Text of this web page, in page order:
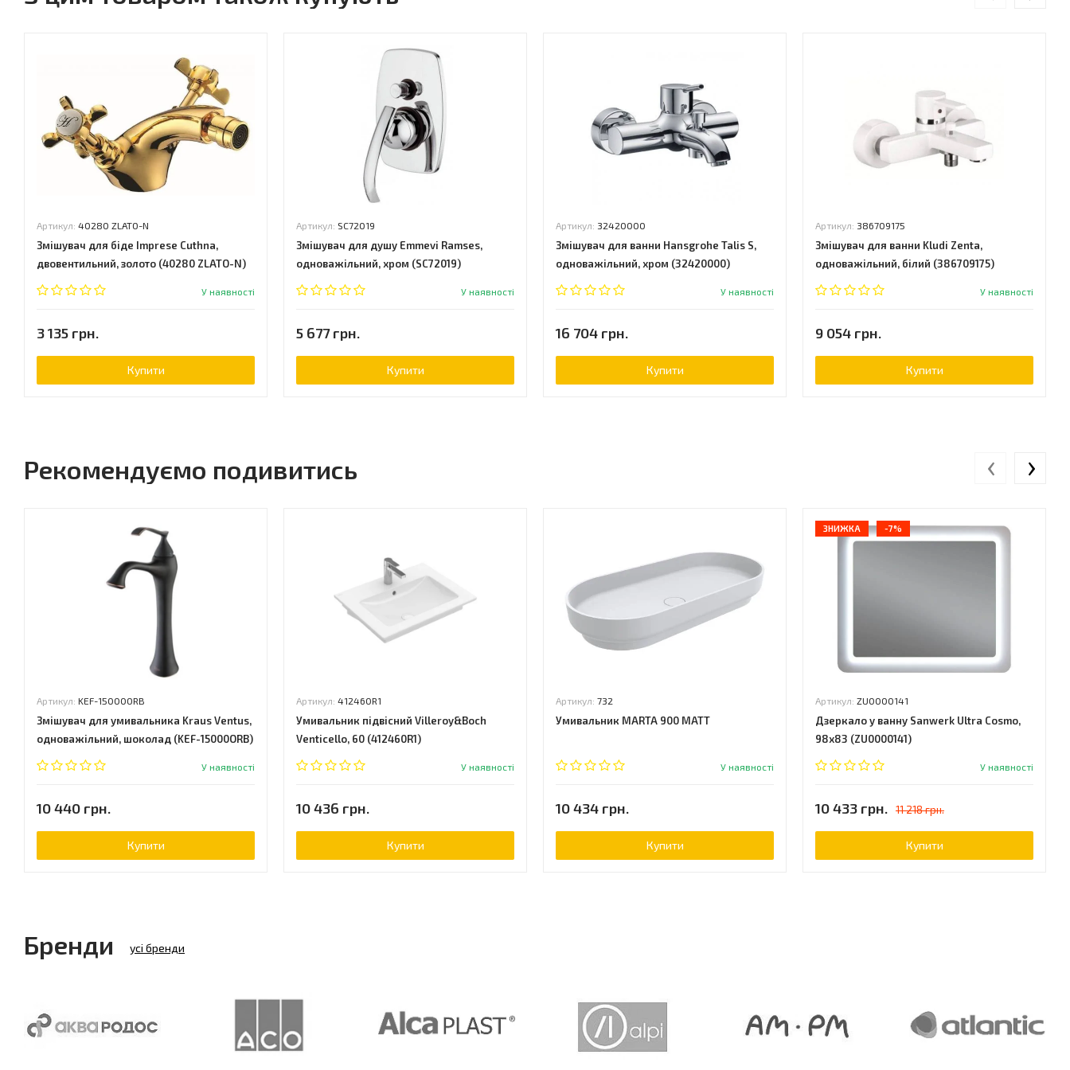
Артикул: 40280 ZLATO-N
Змішувач для біде Imprese Cuthna,
двовентильний, золото (40280 ZLATO-N)
У наявності
3 135 грн.
Купити
Артикул: SC72019
Змішувач для душу Emmevi Ramses,
одноважільний, хром (SC72019)
У наявності
5 677 грн.
Купити
Артикул: 32420000
Змішувач для ванни Hansgrohe Talis S,
одноважільний, хром (32420000)
У наявності
16 704 грн.
Купити
Артикул: 386709175
Змішувач для ванни Kludi Zenta,
одноважільний, білий (386709175)
У наявності
9 054 грн.
Купити
Рекомендуємо подивитись
Артикул: KEF-15000ORB
Змішувач для умивальника Kraus Ventus,
одноважільний, шоколад (KEF-15000ORB)
У наявності
10 440 грн.
Купити
Артикул: 412460R1
Умивальник підвісний Villeroy&Boch
Venticello, 60 (412460R1)
У наявності
10 436 грн.
Купити
Артикул: 732
Умивальник MARTA 900 MATT
У наявності
10 434 грн.
Купити
ЗНИЖКА -7%
Артикул: ZU0000141
Дзеркало у ванну Sanwerk Ultra Cosmo,
98x83 (ZU0000141)
У наявності
10 433 грн. 11 218 грн.
Купити
‹ ›
Бренди усі бренди